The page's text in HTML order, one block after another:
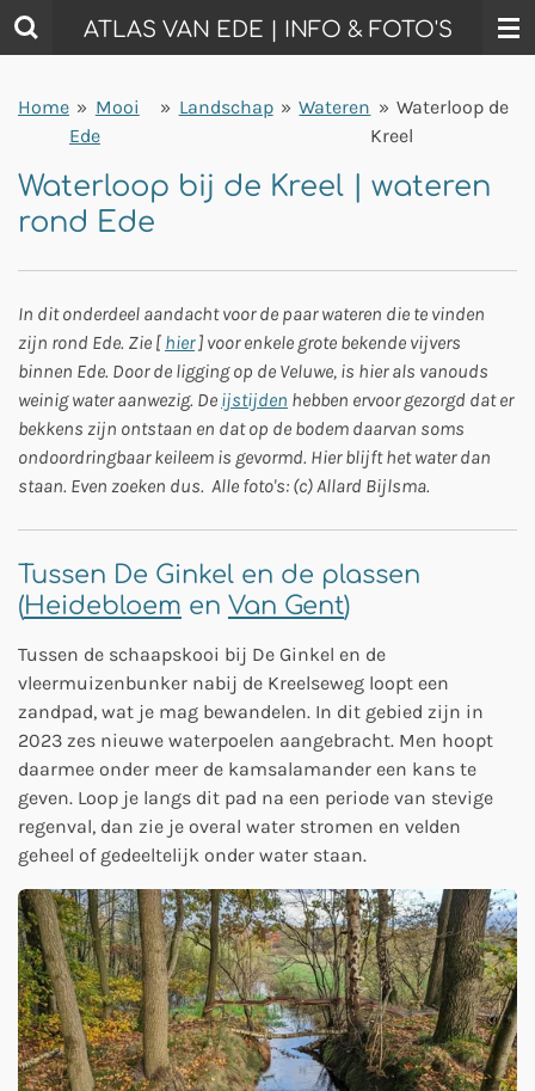
Ga
direct
de
hoofdinhoud
ATLAS VAN EDE | INFO & FOTO'S
Home » Mooi
Ede
» Landschap » Wateren » Waterloop de
Kreel
Waterloop bij de Kreel | wateren
rond Ede
In dit onderdeel aandacht voor de paar wateren die te vinden
zijn rond Ede. Zie [ hier] voor enkele grote bekende vijvers
binnen Ede. Door de ligging op de Veluwe, is hier als vanouds
weinig water aanwezig. De ijstijden hebben ervoor gezorgd dat er
bekkens zijn ontstaan en dat op de bodem daarvan soms
ondoordringbaar keileem is gevormd. Hier blijft het water dan
staan. Even zoeken dus. Alle foto's: (c) Allard Bijlsma.
Tussen De Ginkel en de plassen
(Heidebloem en Van Gent)
Tussen de schaapskooi bij De Ginkel en de
vleermuizenbunker nabij de Kreelseweg loopt een
zandpad, wat je mag bewandelen. In dit gebied zijn in
2023 zes nieuwe waterpoelen aangebracht. Men hoopt
daarmee onder meer de kamsalamander een kans te
geven. Loop je langs dit pad na een periode van stevige
regenval, dan zie je overal water stromen en velden
geheel of gedeeltelijk onder water staan.